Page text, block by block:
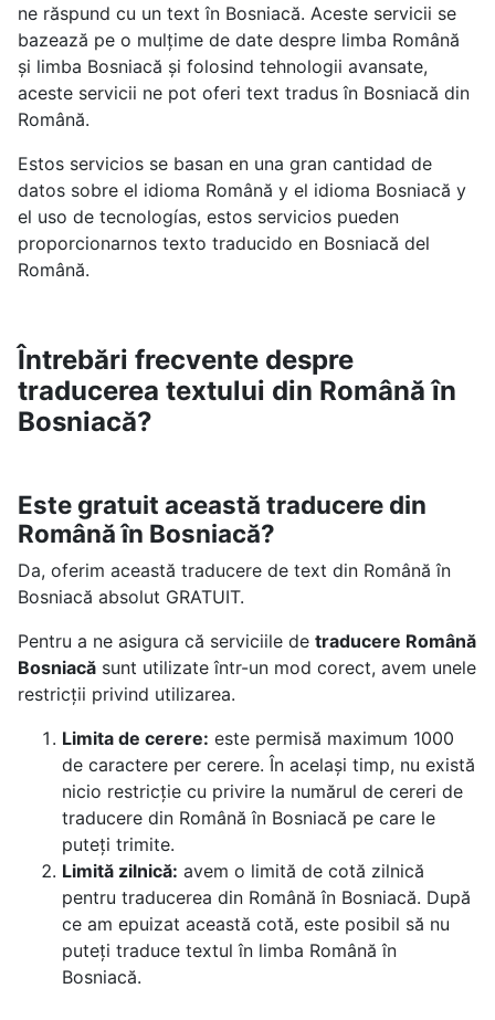
ne răspund cu un text în Bosniacă. Aceste servicii se
bazează pe o mulțime de date despre limba Română
și limba Bosniacă și folosind tehnologii avansate,
aceste servicii ne pot oferi text tradus în Bosniacă din
Română.
Estos servicios se basan en una gran cantidad de
datos sobre el idioma Română y el idioma Bosniacă y
el uso de tecnologías, estos servicios pueden
proporcionarnos texto traducido en Bosniacă del
Română.
Întrebări frecvente despre
traducerea textului din Română în
Bosniacă?
Este gratuit această traducere din
Română în Bosniacă?
Da, oferim această traducere de text din Română în
Bosniacă absolut GRATUIT.
Pentru a ne asigura că serviciile de traducere Română
Bosniacăsunt utilizate într-un mod corect, avem unele
restricții privind utilizarea.
Limita de cerere: este permisă maximum 1000
de caractere per cerere. În același timp, nu există
nicio restricție cu privire la numărul de cereri de
traducere din Română în Bosniacă pe care le
puteți trimite.
Limită zilnică: avem o limită de cotă zilnică
pentru traducerea din Română în Bosniacă. După
ce am epuizat această cotă, este posibil să nu
puteți traduce textul în limba Română în
Bosniacă.